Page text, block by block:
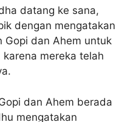
datang ke sana,
dengan mengatakan
Gopi dan Ahem untuk
mereka telah
dan Ahem berada
mengatakan